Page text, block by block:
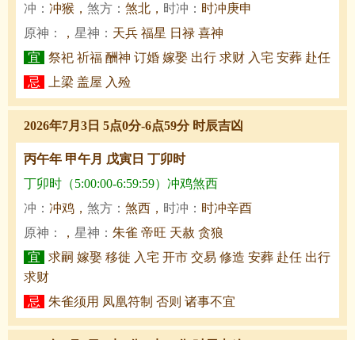
冲： 冲猴， 煞方： 煞北， 时冲： 时冲庚申
原神：
， 星神： 天兵 福星 日禄 喜神
宜
祭祀 祈福 酬神 订婚 嫁娶 出行 求财 入宅 安葬 赴任
忌
上梁 盖屋 入殓
2026年7月3日 5点0分-6点59分 时辰吉凶
丙午年 甲午月 戊寅日 丁卯时
丁卯时（5:00:00-6:59:59）冲鸡煞西
冲： 冲鸡， 煞方： 煞西， 时冲： 时冲辛酉
原神：
， 星神： 朱雀 帝旺 天赦 贪狼
宜
求嗣 嫁娶 移徙 入宅 开市 交易 修造 安葬 赴任 出行
求财
忌
朱雀须用 凤凰符制 否则 诸事不宜